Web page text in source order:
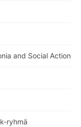
and Social Action
ryhmä